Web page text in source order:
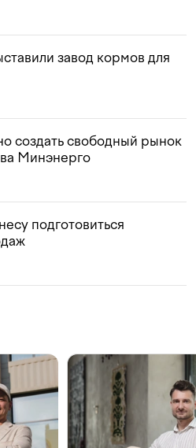
завод кормов для
создать свободный рынок
Минэнерго
подготовиться